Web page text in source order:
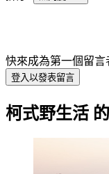
快來成為第一個留言
登入以發表留言
柯式野生活